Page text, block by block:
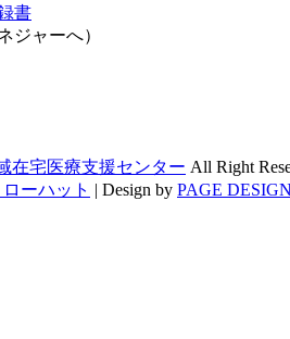
書
ジャーへ）
在宅医療支援センター All Right
ーハット | Design by PAGE